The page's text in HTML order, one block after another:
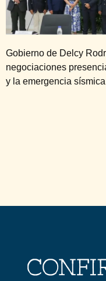
Gobierno de Delcy
negociaciones
y la emergencia sísmica